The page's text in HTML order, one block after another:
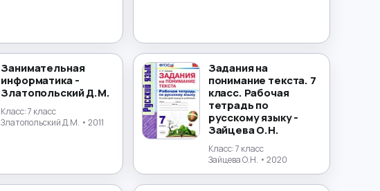
Занимательная
информатика -
Златопольский Д.М.
Класс:7 класс
Златопольский Д.М. • 2011
Задания на
понимание текста. 7
класс. Рабочая
тетрадь по
русскому языку -
Зайцева О.Н.
Класс:7 класс
Зайцева О.Н. • 2020